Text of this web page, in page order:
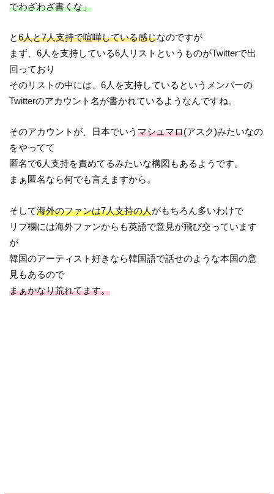
でわざわざ書くな」
と6人と7人支持で喧嘩している感じなのですが
まず、6人を支持している6人リストというものがTwitterで出
回っており
そのリストの中には、6人を支持しているというメンバーの
Twitterのアカウント名が書かれているようなんですね。
そのアカウントが、日本でいうマシュマロ(アスク)みたいなの
をやってて
匿名で6人支持を責めてるみたいな構図もあるようです。
まぁ匿名なら何でも言えますから。
そして海外のファンは7人支持の人がもちろん多いわけで
リプ欄には海外ファンからも英語で意見が飛び交っています
が
韓国のアーティスト好きなら韓国語で話せのような本国の意
見もあるので
まぁかなり荒れてます。